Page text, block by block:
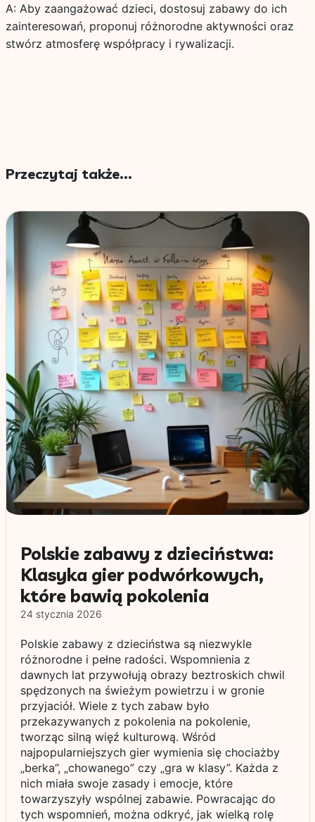
A: Aby zaangażować dzieci, dostosuj zabawy do ich
zainteresowań, proponuj różnorodne aktywności oraz
stwórz atmosferę współpracy i rywalizacji.
Przeczytaj także...
Polskie zabawy z dzieciństwa:
Klasyka gier podwórkowych,
które bawią pokolenia
24 stycznia 2026
Polskie zabawy z dzieciństwa są niezwykle
różnorodne i pełne radości. Wspomnienia z
dawnych lat przywołują obrazy beztroskich chwil
spędzonych na świeżym powietrzu i w gronie
przyjaciół. Wiele z tych zabaw było
przekazywanych z pokolenia na pokolenie,
tworząc silną więź kulturową. Wśród
najpopularniejszych gier wymienia się chociażby
„berka”, „chowanego” czy „gra w klasy”. Każda z
nich miała swoje zasady i emocje, które
towarzyszyły wspólnej zabawie. Powracając do
tych wspomnień, można odkryć, jak wielką rolę